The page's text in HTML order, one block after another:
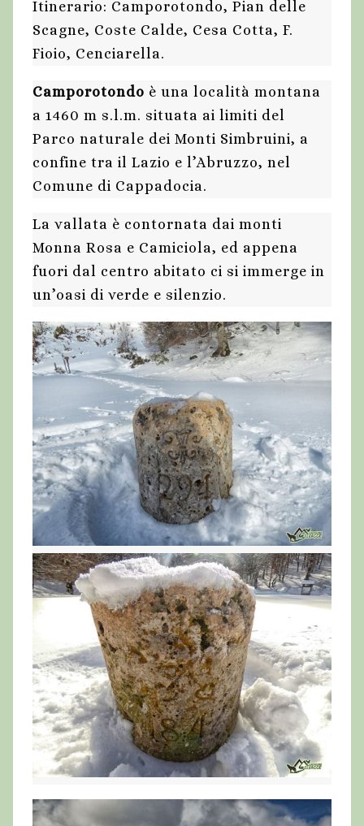
Itinerario: Camporotondo, Pian delle
Scagne, Coste Calde, Cesa Cotta, F.
Fioio, Cenciarella.
Camporotondo è una località montana
a 1460 m s.l.m. situata ai limiti del
Parco naturale dei Monti Simbruini, a
confine tra il Lazio e l’Abruzzo, nel
Comune di Cappadocia.
La vallata è contornata dai monti
Monna Rosa e Camiciola, ed appena
fuori dal centro abitato ci si immerge in
un’oasi di verde e silenzio.